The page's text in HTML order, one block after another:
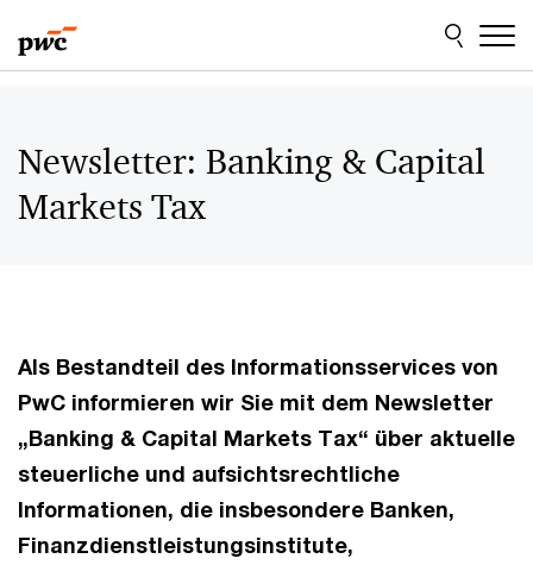
to
content
to
footer
Newsletter: Banking & Capital
Markets Tax
Als Bestandteil des Informationsservices von
PwC informieren wir Sie mit dem Newsletter
„Banking & Capital Markets Tax“ über aktuelle
steuerliche und aufsichtsrechtliche
Informationen, die insbesondere Banken,
Finanzdienstleistungsinstitute,